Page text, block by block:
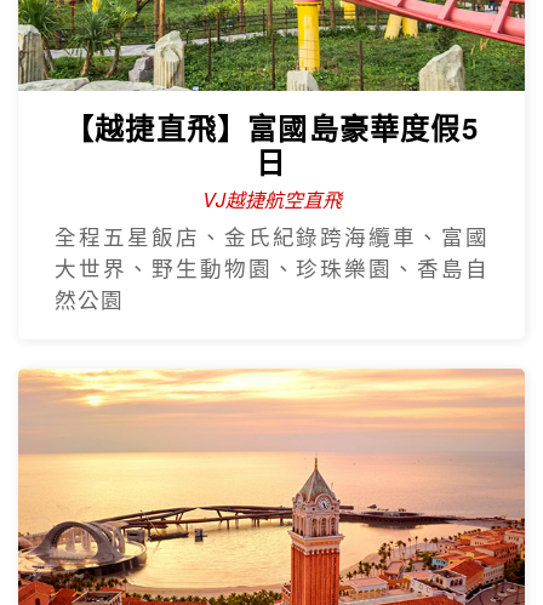
【越捷直飛】富國島豪華度假5
日
VJ越捷航空直飛
全程五星飯店、金氏紀錄跨海纜車、富國
大世界、野生動物園、珍珠樂園、香島自
然公園